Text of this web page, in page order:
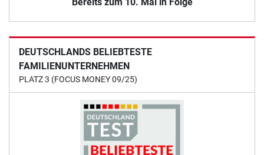
DEUTSCHLANDS BELIEBTESTE
FAMILIENUNTERNEHMEN
PLATZ 3 (FOCUS MONEY 09/25)